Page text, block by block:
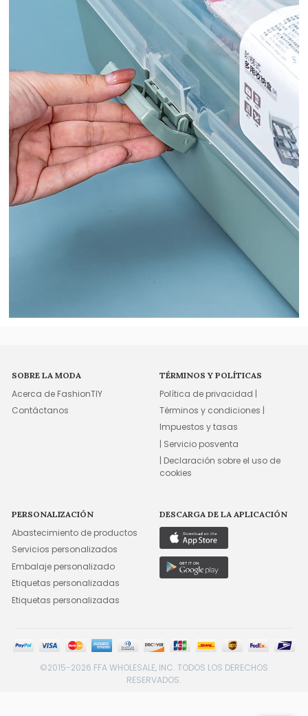
SOBRE LA MODA
Acerca de FashionTIY
Contáctanos
TÉRMINOS Y POLÍTICAS
Política de privacidad |
Términos y condiciones |
Impuestos y tasas
| Servicio posventa
| Declaración sobre el uso de
cookies
PERSONALIZACIÓN
Abastecimiento de productos
Servicios personalizados
Embalaje personalizado
Etiquetas personalizadas
Etiquetas personalizadas
DESCARGA DE LA APLICACIÓN
©2015-2026 FFA WHOLESALE, INC. TODOS LOS DERECHOS
RESERVADOS.